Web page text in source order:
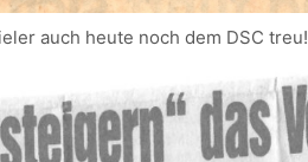
auch heute noch dem DSC treu!